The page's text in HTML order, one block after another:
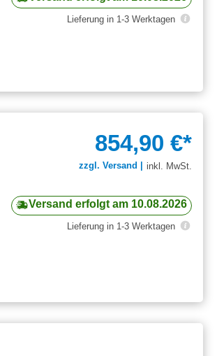
Lieferung in 1-3 Werktagen
854,90 €*
zzgl. Versand | inkl. MwSt.
Versand erfolgt am 10.08.2026
Lieferung in 1-3 Werktagen